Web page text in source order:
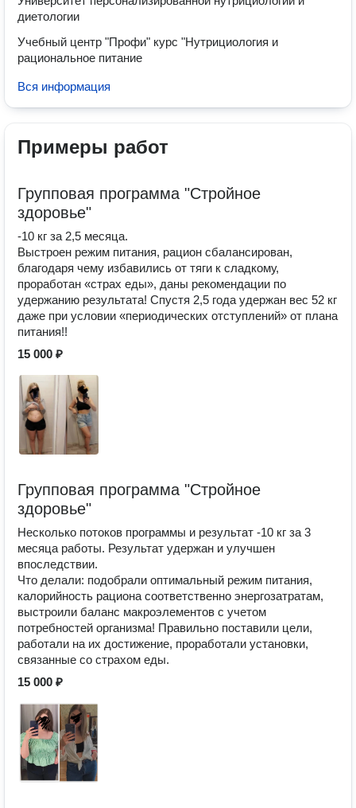
диетологии
Учебный центр "Профи" курс "Нутрициология и
рациональное питание
Вся информация
Примеры работ
Групповая программа "Стройное
здоровье"
-10 кг за 2,5 месяца.
Выстроен режим питания, рацион сбалансирован,
благодаря чему избавились от тяги к сладкому,
проработан «страх еды», даны рекомендации по
удержанию результата! Спустя 2,5 года удержан вес 52 кг
даже при условии «периодических отступлений» от плана
питания!!
15 000 ₽
Групповая программа "Стройное
здоровье"
Несколько потоков программы и результат -10 кг за 3
месяца работы. Результат удержан и улучшен
впоследствии.
Что делали: подобрали оптимальный режим питания,
калорийность рациона соответственно энергозатратам,
выстроили баланс макроэлементов с учетом
потребностей организма! Правильно поставили цели,
работали на их достижение, проработали установки,
связанные со страхом еды.
15 000 ₽